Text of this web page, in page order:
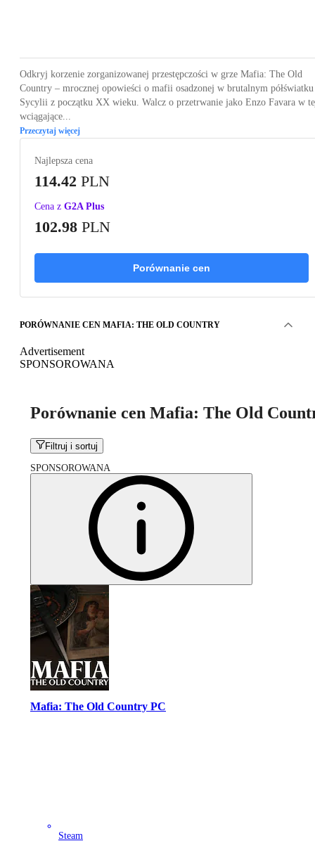
Odkryj korzenie zorganizowanej przestępczości w grze Mafia: The Old
Country – mrocznej opowieści o mafii osadzonej w brutalnym półświatku
Sycylii z początku XX wieku. Walcz o przetrwanie jako Enzo Favara w
wciągające...
Przeczytaj więcej
Najlepsza cena
114.42 PLN
Cena z G2A Plus
102.98 PLN
Porównanie cen
PORÓWNANIE CEN MAFIA: THE OLD COUNTRY
Advertisement
SPONSOROWANA
Porównanie cen Mafia: The Old
Filtruj i sortuj
SPONSOROWANA
Mafia: The Old Country PC
Steam